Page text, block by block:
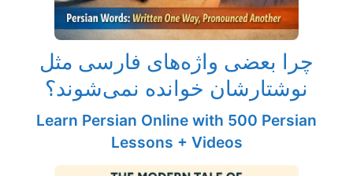
چرا بعضی واژه‌های فارسی مثل
نوشتارشان خوانده نمی‌شوند؟
Learn Persian Online with 500 Persian
Lessons + Videos